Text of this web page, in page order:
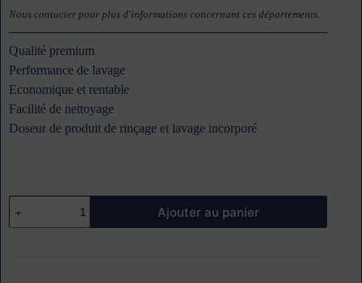
Nous contacter pour plus d'informations concernant ces départements.
Qualité premium
Performance de lavage
Economique et rentable
Facilité de nettoyage
Doseur de produit de rinçage et lavage incorporé
quantité
de
Lave-
Ajouter au panier